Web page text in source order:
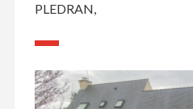
PLEDRAN,